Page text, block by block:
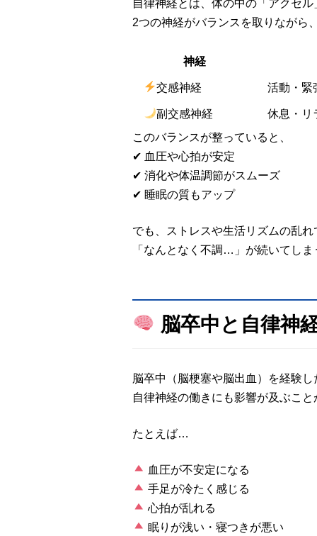
自律神経とは、体の中の「アクセ
2つの神経がバランスを取りながら
神経
交感神経 活動・緊
副交感神経
休息・リ
このバランスが整っていると、
✔ 血圧や心拍が安定
✔ 消化や体温調節がスムーズ
✔ 睡眠の質もアップ
でも、ストレスや生活リズムの乱
「なんとなく不調…」が続いてしま
脳卒中と自律神
脳卒中（脳梗塞や脳出血）を経験
自律神経の働きにも影響が及ぶこ
たとえば…
血圧が不安定になる
手足が冷たく感じる
心拍が乱れる
眠りが浅い・寝つきが悪い